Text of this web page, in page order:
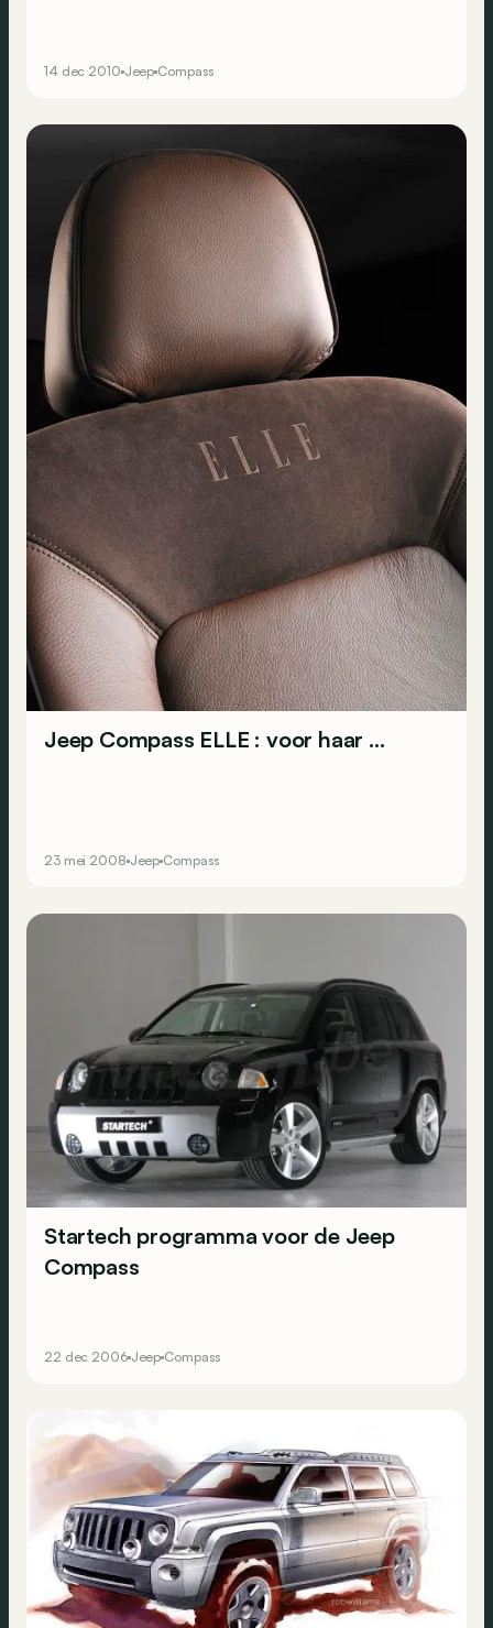
14 dec 2010 Jeep Compass
Jeep Compass ELLE : voor haar ...
23 mei 2008 Jeep Compass
Startech programma voor de Jeep
Compass
22 dec 2006 Jeep Compass